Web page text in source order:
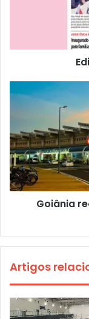
Goiânia
Artigos